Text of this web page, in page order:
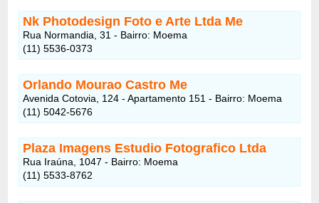
Nk Photodesign Foto e Arte Ltda Me
Rua Normandia, 31 - Bairro: Moema
(11) 5536-0373
Orlando Mourao Castro Me
Avenida Cotovia, 124 - Apartamento 151 - Bairro: Moema
(11) 5042-5676
Plaza Imagens Estudio Fotografico Ltda
Rua Iraúna, 1047 - Bairro: Moema
(11) 5533-8762